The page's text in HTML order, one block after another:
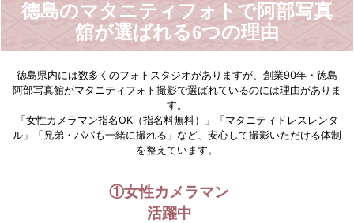
徳島のマタニティフォトで阿部写真
舘が選ばれる6つの理由
徳島県内には数多くのフォトスタジオがありますが、創業90年・徳島
阿部写真館がマタニティフォト撮影で選ばれているのには理由がありま
す。
「女性カメラマン指名OK（指名料無料）」「マタニティドレスレンタ
ル」「兄弟・パパも一緒に撮れる」など、安心して撮影いただける体制
を整えています。
①女性カメラマン
活躍中